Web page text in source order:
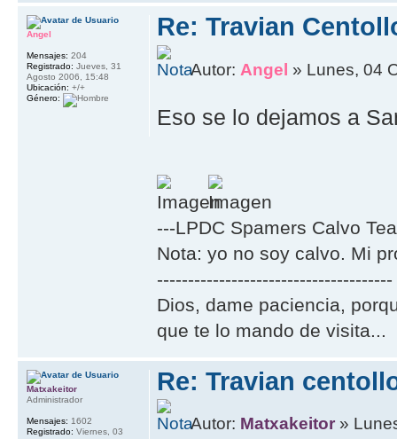
Re: Travian
Autor: Angel » Lunes, 04
Eso se lo dejamos a
---LPDC Spamers Calvo
Nota: yo no soy calvo. Mi
--------------------------------------
Dios, dame paciencia,
que te lo mando de visita...
Angel
Mensajes: 204
Registrado: Jueves, 31
Agosto 2006, 15:48
Ubicación: +/+
Género:
Re: Travian
Autor: Matxakeitor »
Matxakeitor
Administrador
Mensajes: 1602
Registrado: Viernes, 03